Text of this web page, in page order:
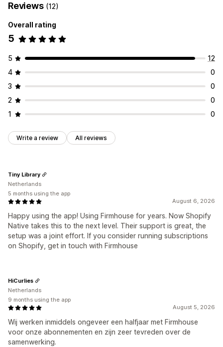
Reviews (12)
Overall rating
5
5
12
4
0
3
0
2
0
1
0
Write a review All reviews
August 6, 2026
Happy using the app! Using Firmhouse for years. Now Shopify
Native takes this to the next level. Their support is great, the
setup was a joint effort. If you consider running subscriptions
on Shopify, get in touch with Firmhouse
Tiny Library
Netherlands
5 months using the app
August 5, 2026
Wij werken inmiddels ongeveer een halfjaar met Firmhouse
voor onze abonnementen en zijn zeer tevreden over de
samenwerking.
HiCurlies
Netherlands
9 months using the app